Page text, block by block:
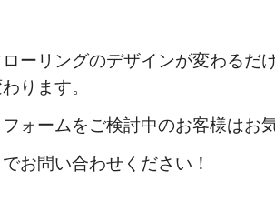
ーリングのデザインが変わるだ
ります。
フォームをご検討中のお客様はお
お問い合わせください！